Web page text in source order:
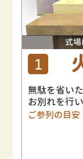
式
1
無駄を省い
お別れを行い
ご参列の目安